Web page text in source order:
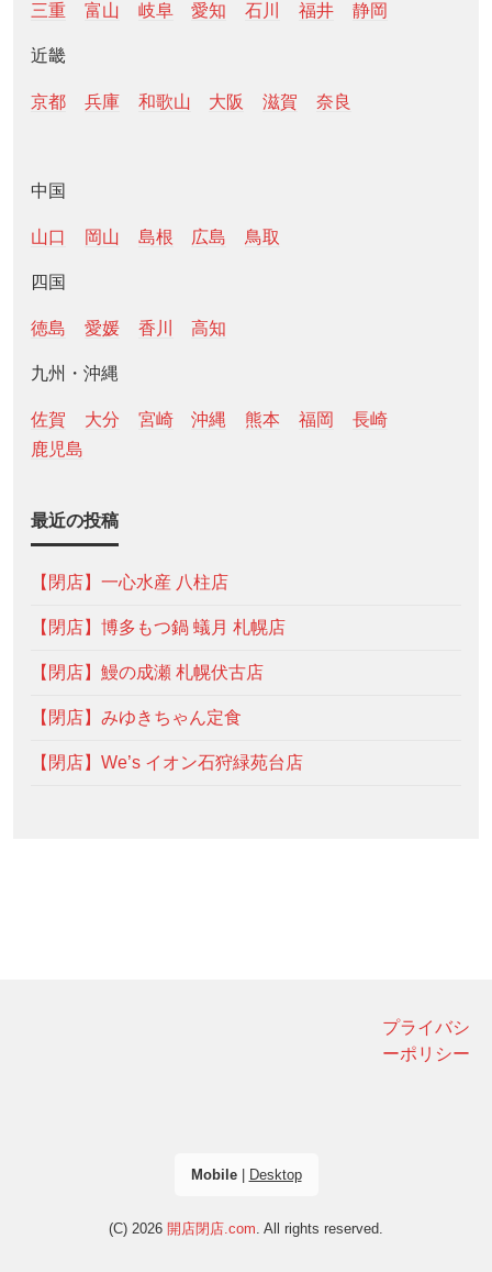
三重 富山 岐阜 愛知 石川 福井 静岡
近畿
京都 兵庫 和歌山 大阪 滋賀 奈良
中国
山口 岡山 島根 広島 鳥取
四国
徳島 愛媛 香川 高知
九州・沖縄
佐賀 大分 宮崎 沖縄 熊本 福岡
長崎
鹿児島
最近の投稿
【閉店】一心水産 八柱店
【閉店】博多もつ鍋 蟻月 札幌店
【閉店】鰻の成瀬 札幌伏古店
【閉店】みゆきちゃん定食
【閉店】We’s イオン石狩緑苑台店
プライバシ
ーポリシー
Mobile| Desktop
(C) 2026 開店閉店.com. All rights reserved.